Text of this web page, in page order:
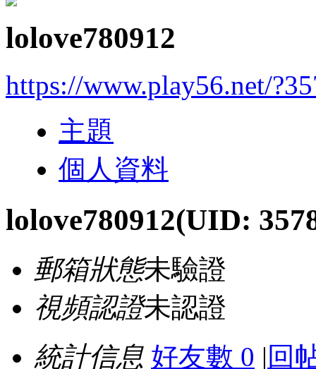
lolove780912
https://www.play56.net/
主題
個人資料
lolove780912(UID:
郵箱狀態未驗證
視頻認證未認證
統計信息 好友數 0 | 回